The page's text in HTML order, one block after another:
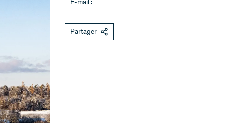
E-mail :
Partager